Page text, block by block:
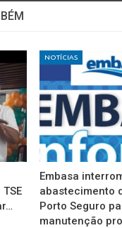
NOTÍCIAS
Embasa
abastecimento
Porto Seguro
manutenção